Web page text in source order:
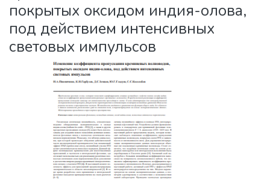
покрытых оксидом индия-олова,
под действием интенсивных
световых импульсов